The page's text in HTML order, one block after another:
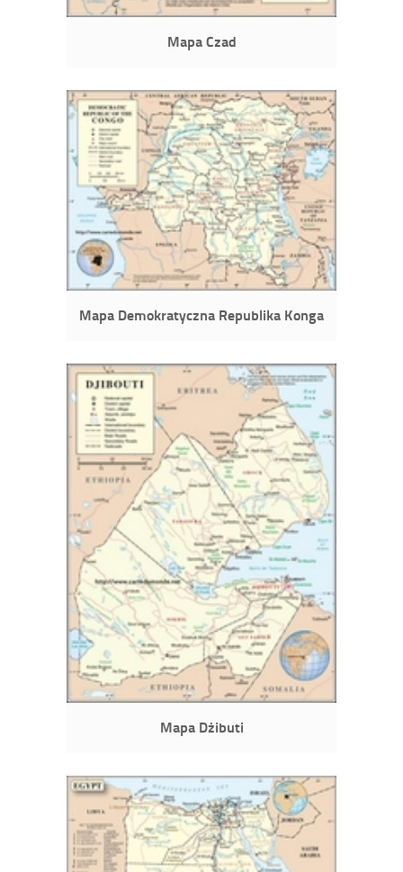
Mapa Czad
Mapa Demokratyczna Republika Konga
Mapa Dżibuti